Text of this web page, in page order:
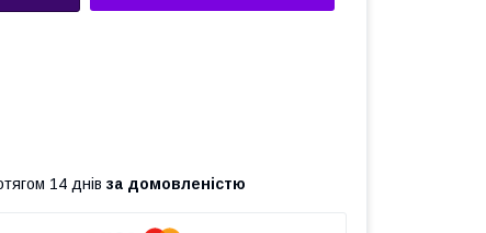
14 днів за домовленістю